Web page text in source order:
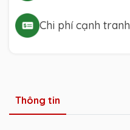
Chi phí cạnh tranh
Thông tin